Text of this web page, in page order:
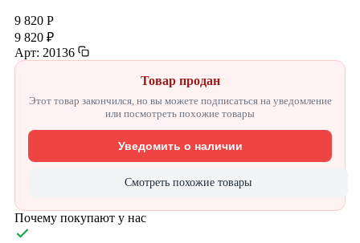
9 820 Р
9 820 ₽
Арт: 20136
Товар продан
Этот товар закончился, но вы можете подписаться на уведомление
или посмотреть похожие товары
Уведомить о наличии
Смотреть похожие товары
Почему покупают у нас